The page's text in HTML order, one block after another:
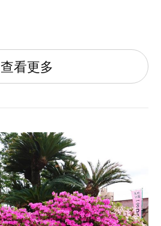
查看更多